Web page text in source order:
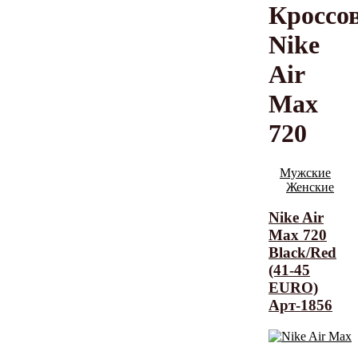
Nike
Air
Max
720
Мужские
Женские
Nike Air
Max 720
Black/Red
(41-45
EURO)
Арт-1856